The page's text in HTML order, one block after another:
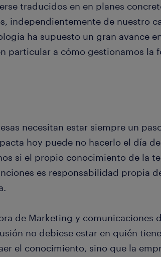
traducidos en en planes
independientemente de nuestro
ha supuesto un gran avance
particular a cómo gestionamos la
necesitan estar siempre un
hoy puede no hacerlo el día
si el propio conocimiento de la
es responsabilidad propia
de Marketing y comunicaciones
no debiese estar en quién
el conocimiento, sino que la